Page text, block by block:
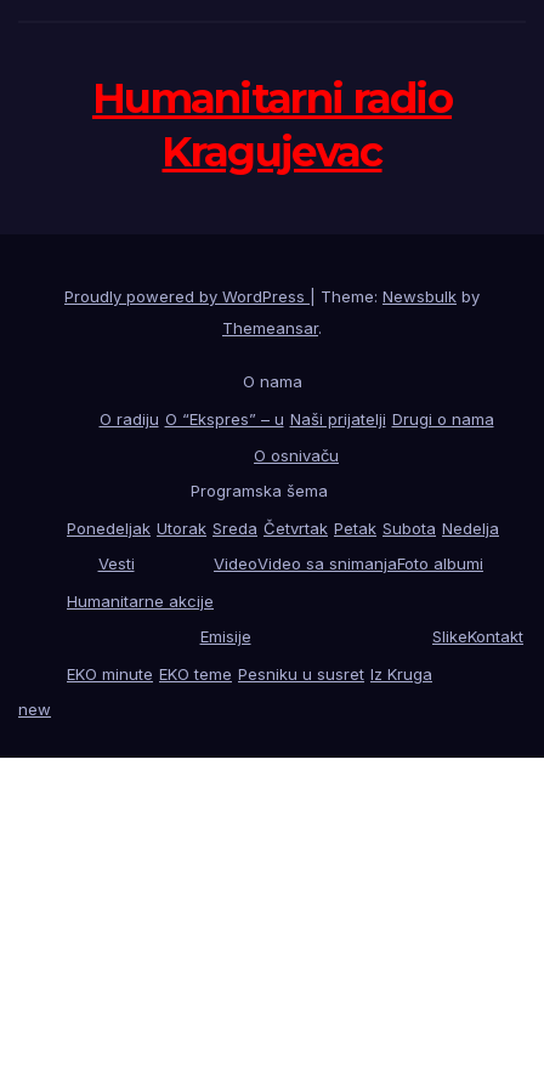
Humanitarni radio
Kragujevac
Proudly powered by WordPress Theme: Newsbulk by
Themeansar.
O nama
O radiju O “Ekspres” – u Naši prijatelji Drugi o nama
O osnivaču
Programska šema
Ponedeljak Utorak Sreda Četvrtak Petak Subota Nedelja
Vesti
Humanitarne akcije
VideoVideo sa snimanjaFoto albumi
Emisije
EKO minute EKO teme Pesniku u susret Iz Kruga
SlikeKontakt
new